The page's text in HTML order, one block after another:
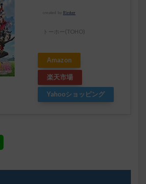
created by Rinker
トーホー(TOHO)
Amazon
楽天市場
Yahooショッピング